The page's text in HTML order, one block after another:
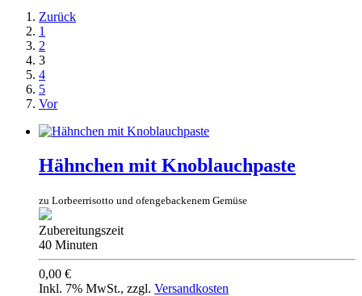
Zurück
1
2
3
4
5
Vor
Hähnchen mit Knoblauchpaste
zu Lorbeerrisotto und ofengebackenem Gemüse
Zubereitungszeit
40 Minuten
0,00 €
Inkl. 7% MwSt., zzgl. Versandkosten